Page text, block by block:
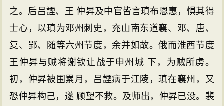
之。后吕諲、王 仲昇及中官皆言瑱布恩惠，惧其得
士心，以瑱为邓州刺史，充山南东道襄、邓、唐、
复、郢、随等六州节度，余并如故。俄而淮西节度
王仲昇与贼将谢钦让战于申州城 下，为贼所虏。
初，仲昇被围累月，吕諲病于江陵，瑱在襄州，又
恐仲昇构己，遂 顾望不救。及师出，仲昇已没。裴